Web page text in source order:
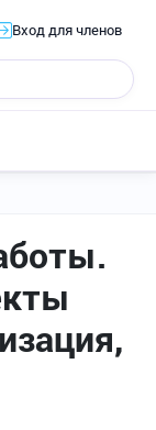
Вход для членов